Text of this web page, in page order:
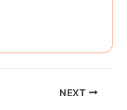
NEXT